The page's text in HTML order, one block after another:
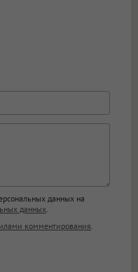
<s>, <big>,
<ul>, <ol>, <li>,
HTML,
данных на
данных
комментирования